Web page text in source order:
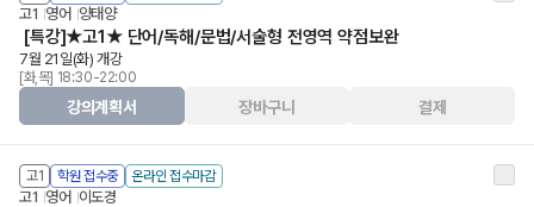
고1 영어 양태양
[특강]★고1★ 단어/독해/문법/서술형 전영역 약점보완
7월 21일(화) 개강
[화,목] 18:30-22:00
강의계획서 장바구니 결제
고1 학원 접수중 온라인 접수마감
고1 영어 이도경